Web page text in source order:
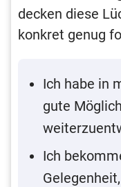
decken diese
konkret genug
Ich habe in
gute
Ich